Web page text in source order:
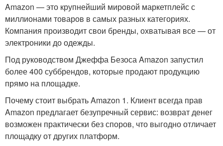
Amazon — это крупнейший мировой маркетплейс с
миллионами товаров в самых разных категориях.
Компания производит свои бренды, охватывая все — от
электроники до одежды.
Под руководством Джеффа Безоса Amazon запустил
более 400 суббрендов, которые продают продукцию
прямо на площадке.
Почему стоит выбрать Amazon 1. Клиент всегда прав
Amazon предлагает безупречный сервис: возврат денег
возможен практически без споров, что выгодно отличает
площадку от других платформ.